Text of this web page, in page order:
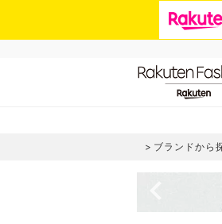
ブランドから